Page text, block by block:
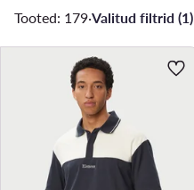
Tooted: 179·Valitud filtrid (1)